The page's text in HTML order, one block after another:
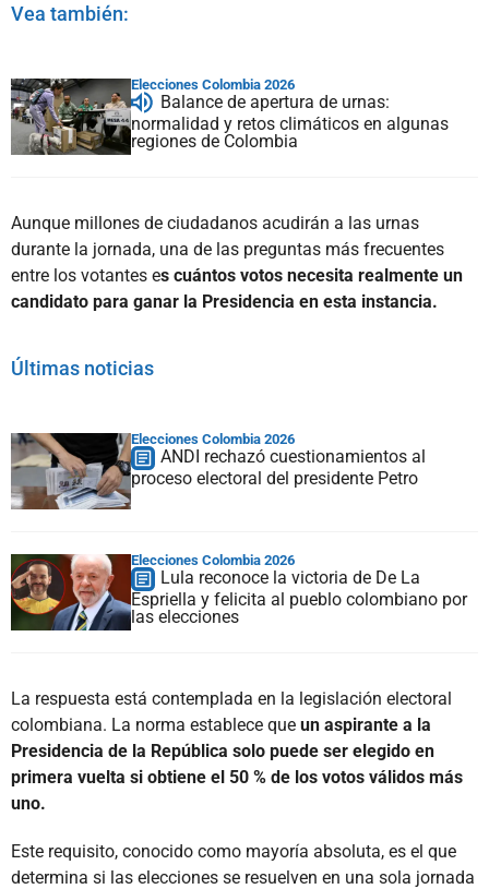
Vea también:
Elecciones Colombia 2026
Balance de apertura de urnas:
normalidad y retos climáticos en algunas
regiones de Colombia
Aunque millones de ciudadanos acudirán a las urnas
durante la jornada, una de las preguntas más frecuentes
entre los votantes es cuántos votos necesita realmente un
candidato para ganar la Presidencia en esta instancia.
Últimas noticias
Elecciones Colombia 2026
ANDI rechazó cuestionamientos al
proceso electoral del presidente Petro
Elecciones Colombia 2026
Lula reconoce la victoria de De La
Espriella y felicita al pueblo colombiano por
las elecciones
La respuesta está contemplada en la legislación electoral
colombiana. La norma establece que un aspirante a la
Presidencia de la República solo puede ser elegido en
primera vuelta si obtiene el 50 % de los votos válidos más
uno.
Este requisito, conocido como mayoría absoluta, es el que
determina si las elecciones se resuelven en una sola jornada